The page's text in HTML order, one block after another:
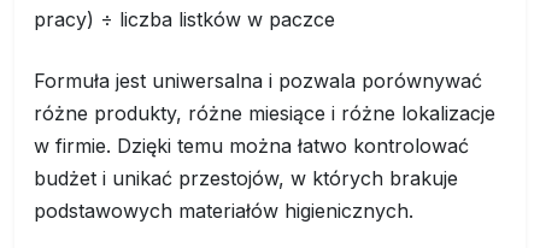
pracy) ÷ liczba listków w paczce
Formuła jest uniwersalna i pozwala porównywać
różne produkty, różne miesiące i różne lokalizacje
w firmie. Dzięki temu można łatwo kontrolować
budżet i unikać przestojów, w których brakuje
podstawowych materiałów higienicznych.